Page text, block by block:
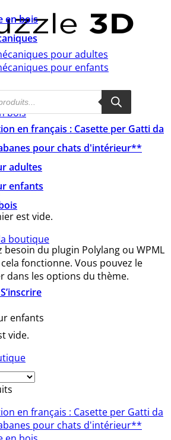
est vide.
boutique
vide.
en bois
pour adultes
pour enfants
enfants
bois
en français : Casette per Gatti da
pour chats d'intérieur**
adultes
enfants
besoin du plugin Polylang ou WPML
fonctionne. Vous pouvez le
dans les options du thème.
enfants
en français : Casette per Gatti da
pour chats d'intérieur**